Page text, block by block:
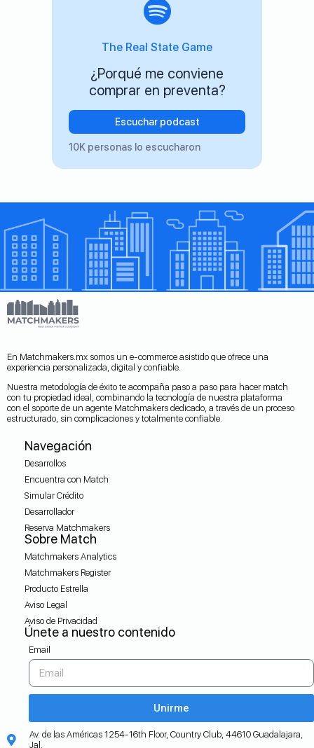
The Real State Game
¿Porqué me conviene
comprar en preventa?
Escuchar podcast
10K personas lo escucharon
En Matchmakers.mx somos un e-commerce asistido que ofrece una
experiencia personalizada, digital y confiable.
Nuestra metodología de éxito te acompaña paso a paso para hacer match
con tu propiedad ideal, combinando la tecnología de nuestra plataforma
con el soporte de un agente Matchmakers dedicado, a través de un proceso
estructurado, sin complicaciones y totalmente confiable.
Navegación
Desarrollos
Encuentra con Match
Simular Crédito
Desarrollador
Reserva Matchmakers
Sobre Match
Matchmakers Analytics
Matchmakers Register
Producto Estrella
Aviso Legal
Aviso de Privacidad
Únete a nuestro contenido
Email
Unirme
Av. de las Américas 1254-16th Floor, Country Club, 44610 Guadalajara,
Jal.